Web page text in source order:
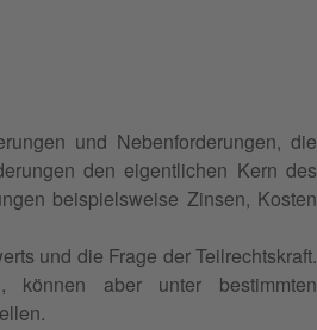
und Nebenforderungen, die
den eigentlichen Kern des
beispielsweise Zinsen, Kosten
und die Frage der Teilrechtskraft.
können aber unter bestimmten